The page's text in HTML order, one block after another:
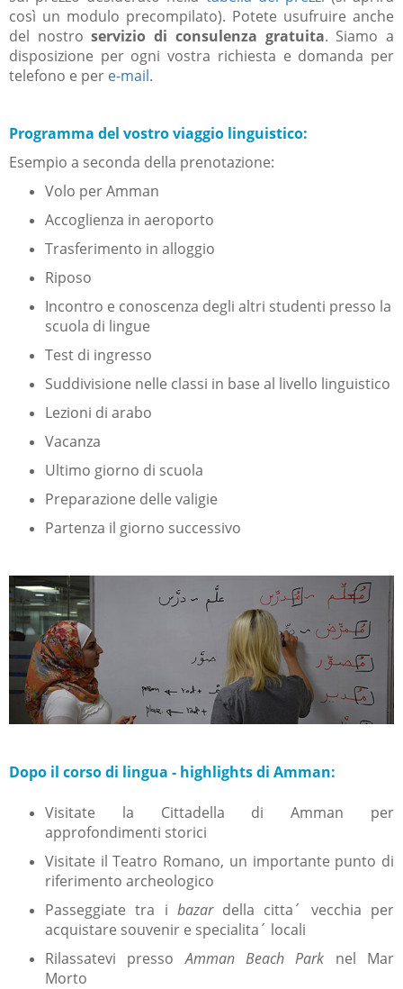
così un modulo precompilato). Potete usufruire anche
del nostro servizio di consulenza gratuita. Siamo a
disposizione per ogni vostra richiesta e domanda per
telefono e per e-mail.
Programma del vostro viaggio linguistico:
Esempio a seconda della prenotazione:
Volo per Amman
Accoglienza in aeroporto
Trasferimento in alloggio
Riposo
Incontro e conoscenza degli altri studenti presso la
scuola di lingue
Test di ingresso
Suddivisione nelle classi in base al livello linguistico
Lezioni di arabo
Vacanza
Ultimo giorno di scuola
Preparazione delle valigie
Partenza il giorno successivo
Dopo il corso di lingua - highlights di Amman:
Visitate la Cittadella di Amman per
approfondimenti storici
Visitate il Teatro Romano, un importante punto di
riferimento archeologico
Passeggiate tra i bazar della citta´ vecchia per
acquistare souvenir e specialita´ locali
Rilassatevi pressoAmman Beach Park nel Mar
Morto